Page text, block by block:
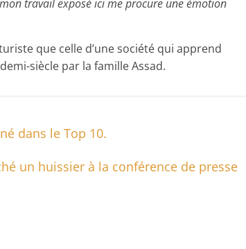
travail exposé ici me procure une émotion
que celle d’une société qui apprend
siècle par la famille Assad.
dans le Top 10.
un huissier à la conférence de presse